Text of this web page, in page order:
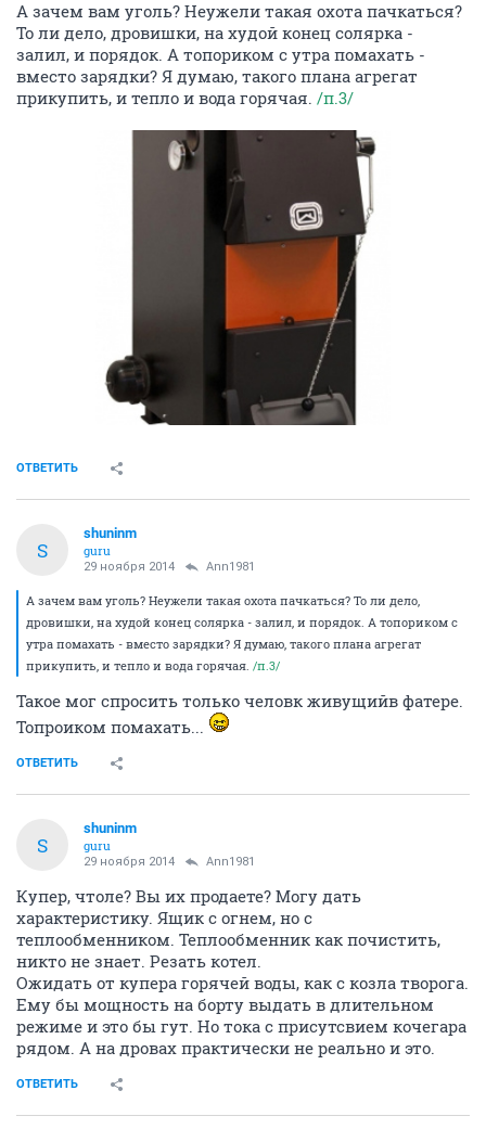
А зачем вам уголь? Неужели такая охота пачкаться?
То ли дело, дровишки, на худой конец солярка -
залил, и порядок. А топориком с утра помахать -
вместо зарядки? Я думаю, такого плана агрегат
прикупить, и тепло и вода горячая. /п.3/
ОТВЕТИТЬ
S
shuninm
guru
29 ноября 2014 Ann1981
А зачем вам уголь? Неужели такая охота пачкаться? То ли дело,
дровишки, на худой конец солярка - залил, и порядок. А топориком с
утра помахать - вместо зарядки? Я думаю, такого плана агрегат
прикупить, и тепло и вода горячая. /п.3/
Такое мог спросить только человк живущийв фатере.
Топроиком помахать...
ОТВЕТИТЬ
S
shuninm
guru
29 ноября 2014 Ann1981
Купер, чтоле? Вы их продаете? Могу дать
характеристику. Ящик с огнем, но с
теплообменником. Теплообменник как почистить,
никто не знает. Резать котел.
Ожидать от купера горячей воды, как с козла творога.
Ему бы мощность на борту выдать в длительном
режиме и это бы гут. Но тока с присутсвием кочегара
рядом. А на дровах практически не реально и это.
ОТВЕТИТЬ